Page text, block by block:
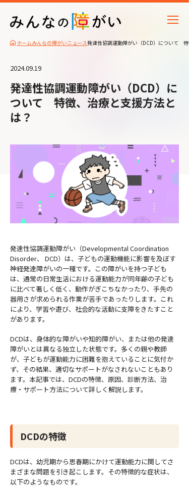
ホームみんなの障がいニュース発達性協調運動障がい（DCD）について
2024.09.19
発達性協調運動障がい（DCD）に
ついて 特徴、治療と支援方法と
は？
発達性協調運動障がい（Developmental Coordination
Disorder、 DCD）は、子どもの運動機能に影響を及ぼす
神経発達障がいの一種です。この障がいを持つ子ども
は、通常の日常生活における運動能力が同年齢の子ども
に比べて著しく低く、動作がぎこちなかったり、手先の
器用さが求められる作業が苦手であったりします。これ
により、学習や遊び、社会的な活動に支障をきたすこと
があります。
DCDは、身体的な障がいや知的障がい、または他の発達
障がいとは異なる独立した状態です。多くの親や教師
が、子どもが運動能力に困難を抱えていることに気付か
ず、その結果、適切なサポートがなされないこともあり
ます。本記事では、DCDの特徴、原因、診断方法、治
療・サポート方法について詳しく解説します。
DCDの特徴
DCDは、幼児期から思春期にかけて運動能力に関してさ
まざまな問題を引き起こします。その特徴的な症状は、
以下のようなものです。